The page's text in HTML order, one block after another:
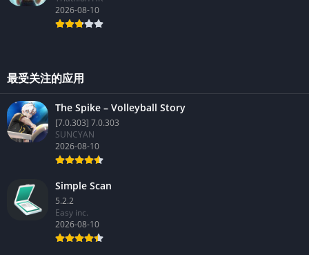
2026-08-10
最受关注的应用
The Spike – Volleyball Story
[7.0.303] 7.0.303
SUNCYAN
2026-08-10
Simple Scan
5.2.2
Easy inc.
2026-08-10